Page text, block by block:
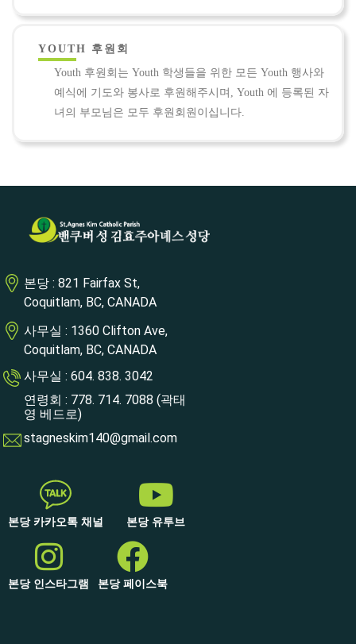
YOUTH 후원회
Youth 후원회는 Youth 학생들을 위한 모든 Youth 행사와
예식에 기도와 봉사로 후원해주시며, Youth 에 등록된 자
녀의 부모님은 모두 후원회원이십니다.
본당 : 821 Fairfax St,
Coquitlam, BC, CANADA
사무실 : 1360 Clifton Ave,
Coquitlam, BC, CANADA
사무실 : 604. 838. 3042
연령회 : 778. 714. 7088 (곽태
영 베드로)
stagneskim140@gmail.com
본당 카카오톡 채널 본당 유투브
본당 인스타그램 본당 페이스북